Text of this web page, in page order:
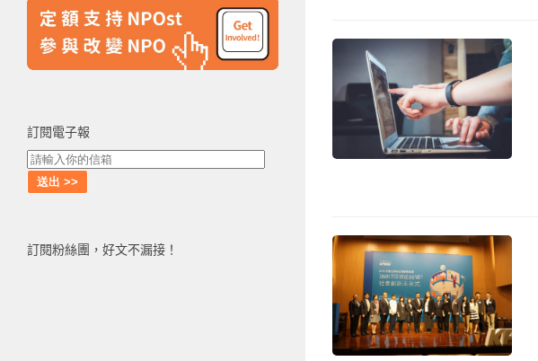
訂閱電子報
訂閱粉絲團，好文不漏接！